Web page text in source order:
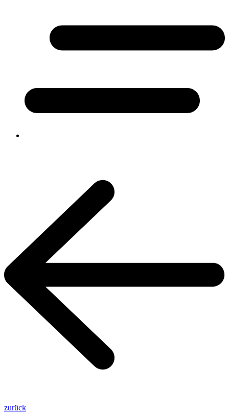
zurück